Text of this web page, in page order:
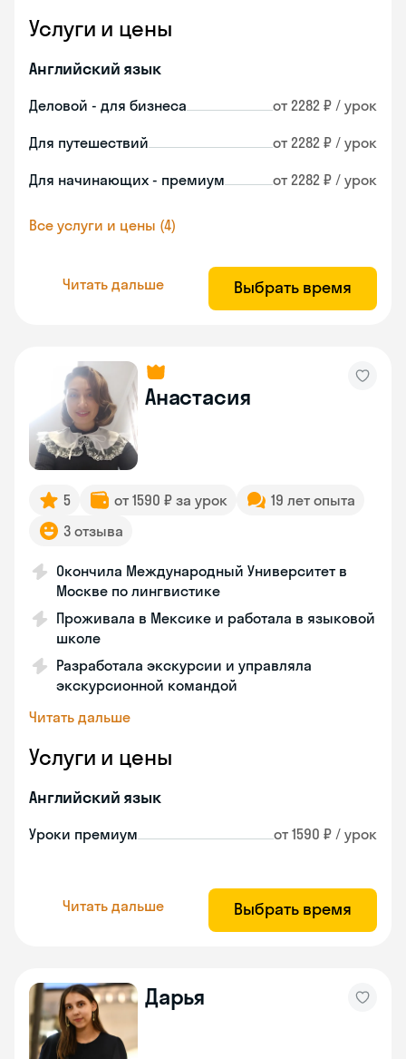
Услуги и цены
Английский язык
Деловой - для бизнеса от 2282 ₽ / урок
Для путешествий от 2282 ₽ / урок
Для начинающих - премиум от 2282 ₽ / урок
Все услуги и цены (4)
Читать дальше Выбрать время
Анастасия
5 от 1590 ₽ за урок
19 лет опыта
3 отзыва
Окончила Международный Университет в
Москве по лингвистике
Проживала в Мексике и работала в языковой
школе
Разработала экскурсии и управляла
экскурсионной командой
Читать дальше
Услуги и цены
Английский язык
Уроки премиум от 1590 ₽ / урок
Читать дальше Выбрать время
Дарья